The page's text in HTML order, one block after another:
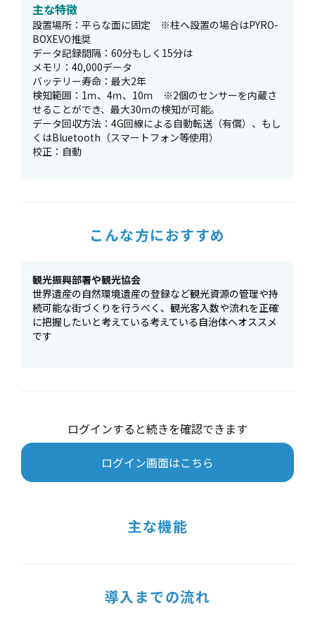
主な特徴
設置場所：平らな面に固定 ※柱へ設置の場合はPYRO-
BOXEVO推奨
データ記録間隔：60分もしく15分は
メモリ：40,000データ
バッテリー寿命：最大2年
検知範囲：1ｍ、4ｍ、10ｍ ※2個のセンサーを内蔵さ
せることができ、最大30ｍの検知が可能。
データ回収方法：4G回線による自動転送（有償）、もし
くはBluetooth（スマートフォン等使用）
校正：自動
こんな方におすすめ
観光振興部署や観光協会
世界遺産の自然環境遺産の登録など観光資源の管理や持
続可能な街づくりを行うべく、観光客入数や流れを正確
に把握したいと考えている考えている自治体へオススメ
です
ログインすると続きを確認できます
ログイン画面はこちら
主な機能
導入までの流れ